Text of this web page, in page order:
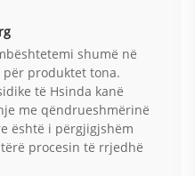
shumë në
produktet tona.
të Hsinda kanë
me qëndrueshmërinë
është i përgjigjshëm
procesin të rrjedhë